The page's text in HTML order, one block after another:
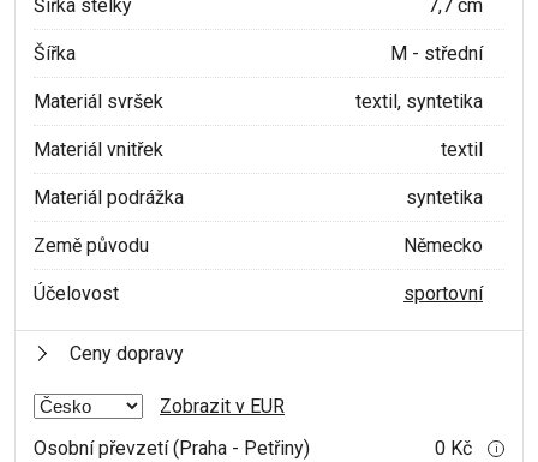
Šířka stélky 7,7 cm
Šířka M - střední
Materiál svršek textil, syntetika
Materiál vnitřek textil
Materiál podrážka syntetika
Země původu Německo
Účelovost sportovní
Ceny dopravy
Zobrazit v EUR
Osobní převzetí (Praha - Petřiny)
0 Kč i